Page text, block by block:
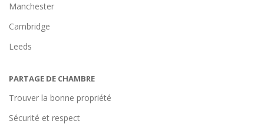
Manchester
Cambridge
Leeds
PARTAGE DE CHAMBRE
Trouver la bonne propriété
Sécurité et respect